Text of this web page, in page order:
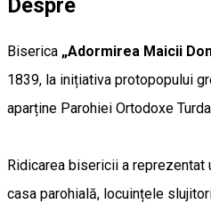
Despre
Biserica „Adormirea Maicii
1839, la inițiativa protopopului
aparține Parohiei Ortodoxe
Ridicarea bisericii a reprezentat
casa parohială, locuințele